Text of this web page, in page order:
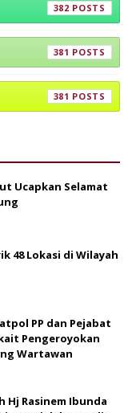
382
381
381
Ucapkan Selamat
48 Lokasi di Wilayah
PP dan Pejabat
Pengeroyokan
Wartawan
Hj Rasinem Ibunda